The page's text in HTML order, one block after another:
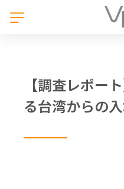
【調査レポー
る台湾からの